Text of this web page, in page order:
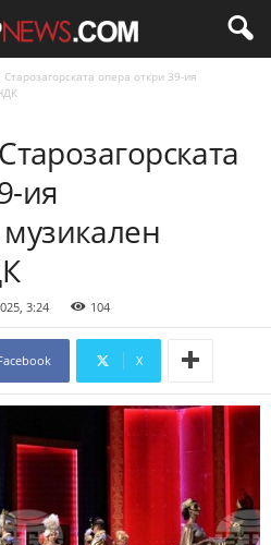
Старозагорската опера откри 39-ия
ия
3:24 104
X